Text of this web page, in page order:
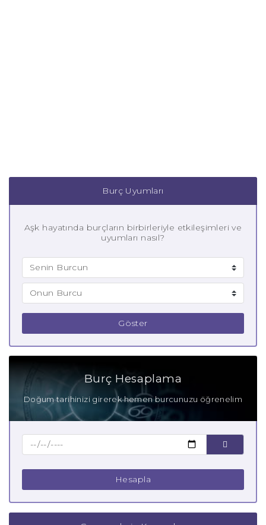
Burç Uyumları
Aşk hayatında burçların birbirleriyle etkileşimleri ve
uyumları nasıl?
Göster
Burç Hesaplama
Doğum tarihinizi girerek hemen burcunuzu öğrenelim
Hesapla